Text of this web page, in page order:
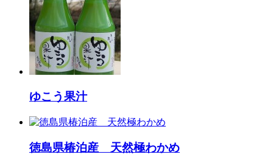
ゆこう果汁
徳島県椿泊産 天然極わかめ